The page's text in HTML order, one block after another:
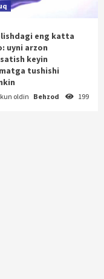
eng katta
uyni arzon
keyin
tushishi
oldin Behzod 199